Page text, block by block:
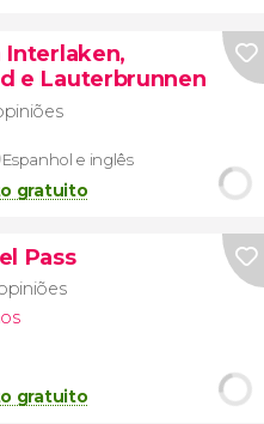
Interlaken,
e Lauterbrunnen
Espanhol e inglês
gratuito
Pass
gratuito